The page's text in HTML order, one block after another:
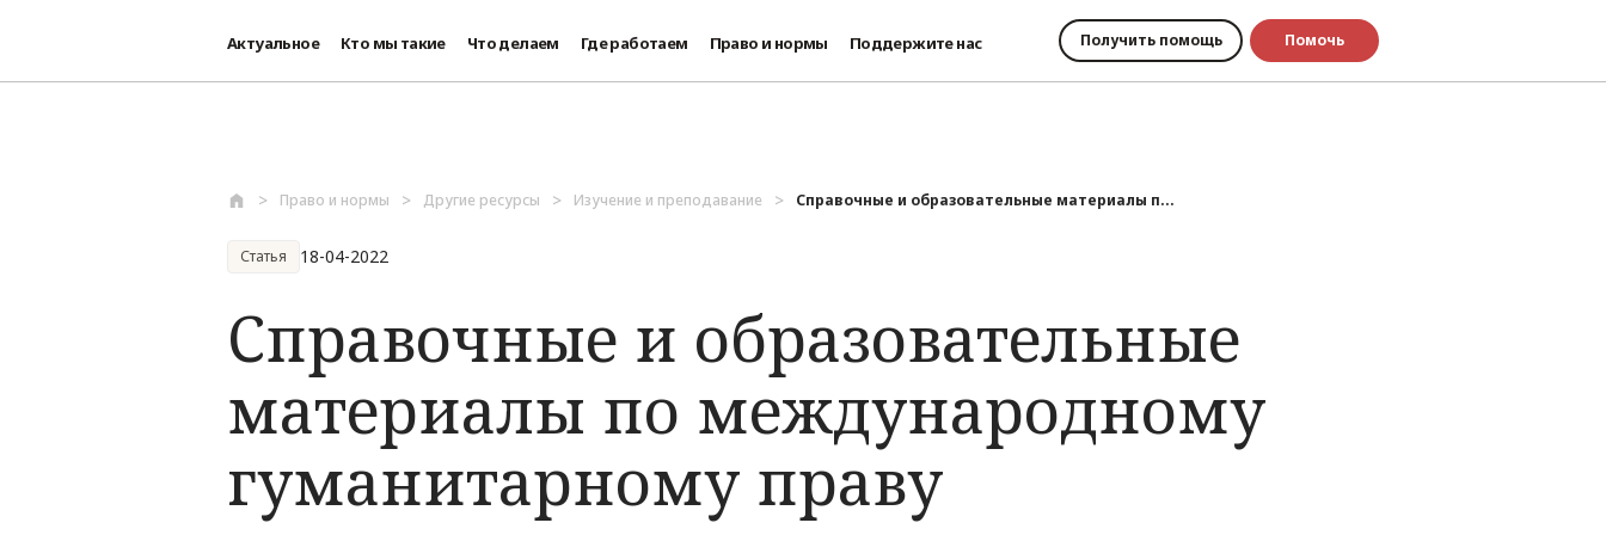
Актуальное Кто мы такие Что делаем Где работаем Право и нормы Поддержите нас Получить помощь Помочь
Право и нормы Другие ресурсы Изучение и преподавание Справочные и образовательные материалы п...
Статья 18-04-2022
Справочные и образовательные
материалы по международному
гуманитарному праву